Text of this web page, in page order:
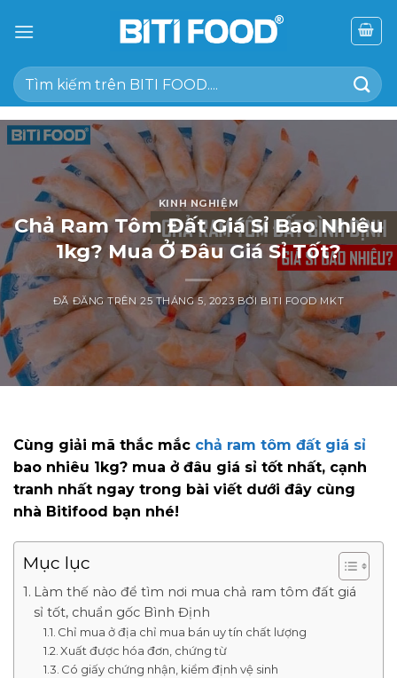
đến
dung
Tìm
kiếm:
KINH NGHIỆM
Chả Ram Tôm Đất Giá Sỉ Bao Nhiêu
1kg? Mua Ở Đâu Giá Sỉ Tốt?
ĐÃ ĐĂNG TRÊN25 THÁNG 5, 2023 BỞI BITI FOOD MKT
Cùng giải mã thắc mắc chả ram tôm đất giá sỉ
bao nhiêu 1kg? mua ở đâu giá sỉ tốt nhất, cạnh
tranh nhất ngay trong bài viết dưới đây cùng
nhà Bitifood bạn nhé!
Mục lục
Làm thế nào để tìm nơi mua chả ram tôm đất giá
sỉ tốt, chuẩn gốc Bình Định
Chỉ mua ở địa chỉ mua bán uy tín chất lượng
Xuất được hóa đơn, chứng từ
Có giấy chứng nhận, kiểm định vệ sinh